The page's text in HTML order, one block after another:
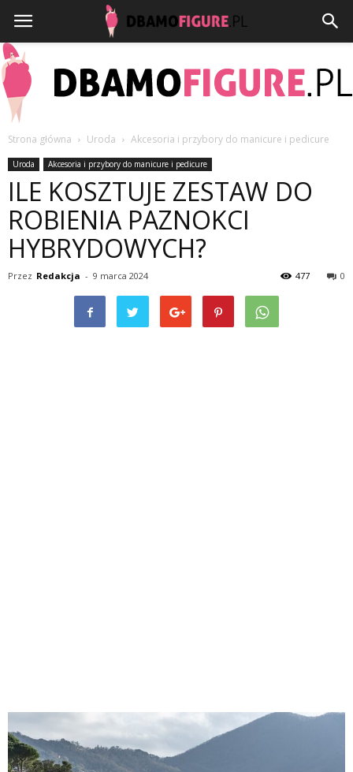
Dbamofigure.pl
Strona główna Uroda Akcesoria i przybory do manicure i pedicure
Uroda Akcesoria i przybory do manicure i pedicure
ILE KOSZTUJE ZESTAW DO
ROBIENIA PAZNOKCI
HYBRYDOWYCH?
Przez Redakcja - 9 marca 2024 0
477